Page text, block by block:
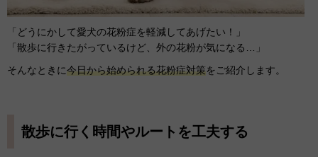
「どうにかして愛犬の花粉症を軽減してあげたい！」
「散歩に行きたがっているけど、外の花粉が気になる…」
そんなときに今日から始められる花粉症対策をご紹介します。
散歩に行く時間やルートを工夫する